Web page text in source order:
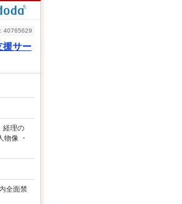
援サー
40765629
経理の
像 ・
全面禁